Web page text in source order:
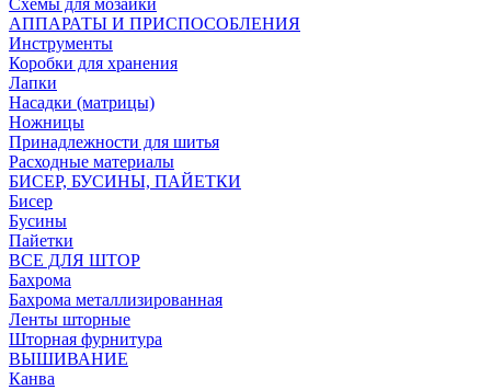
Схемы для мозаики
АППАРАТЫ И ПРИСПОСОБЛЕНИЯ
Инструменты
Коробки для хранения
Лапки
Насадки (матрицы)
Ножницы
Принадлежности для шитья
Расходные материалы
БИСЕР, БУСИНЫ, ПАЙЕТКИ
Бисер
Бусины
Пайетки
ВСЕ ДЛЯ ШТОР
Бахрома
Бахрома металлизированная
Ленты шторные
Шторная фурнитура
ВЫШИВАНИЕ
Канва